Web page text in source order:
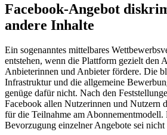
Facebook-Angebot
andere Inhalte
Ein sogenanntes mittelbares
entstehen, wenn die Plattform gezielt den
Anbieterinnen und Anbieter fördere. Die
Infrastruktur und die allgemeine
genüge dafür nicht. Nach den
Facebook allen Nutzerinnen und Nutzern
für die Teilnahme am Abonnementmodell.
Bevorzugung einzelner Angebote sei nicht